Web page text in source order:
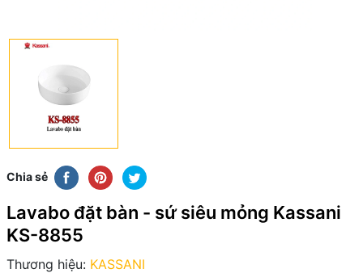
Chia sẻ
Lavabo đặt bàn - sứ siêu mỏng Kassani
KS-8855
Thương hiệu: KASSANI